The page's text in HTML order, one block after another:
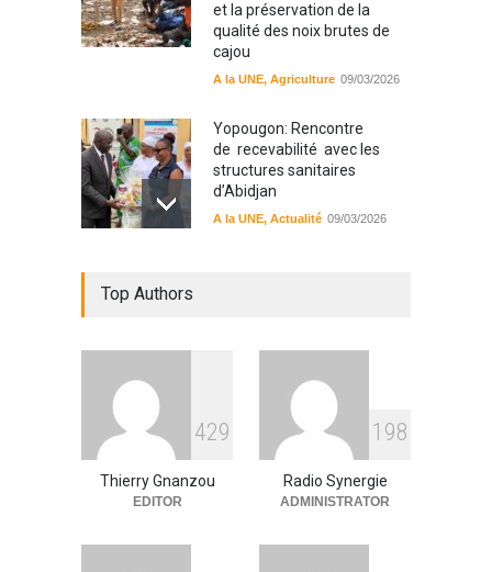
et la préservation de la
qualité des noix brutes de
cajou
A la UNE, Agriculture 09/03/2026
Yopougon: Rencontre
de recevabilité avec les
structures sanitaires
d’Abidjan
A la UNE, Actualité 09/03/2026
RFI Forme ses journalistes et
techniciens radios
partenaires.
Actualité 09/03/2026
Top Authors
429
Thierry Gnanzou
EDITOR
1 98
Radio Synergie
ADMINISTRATOR